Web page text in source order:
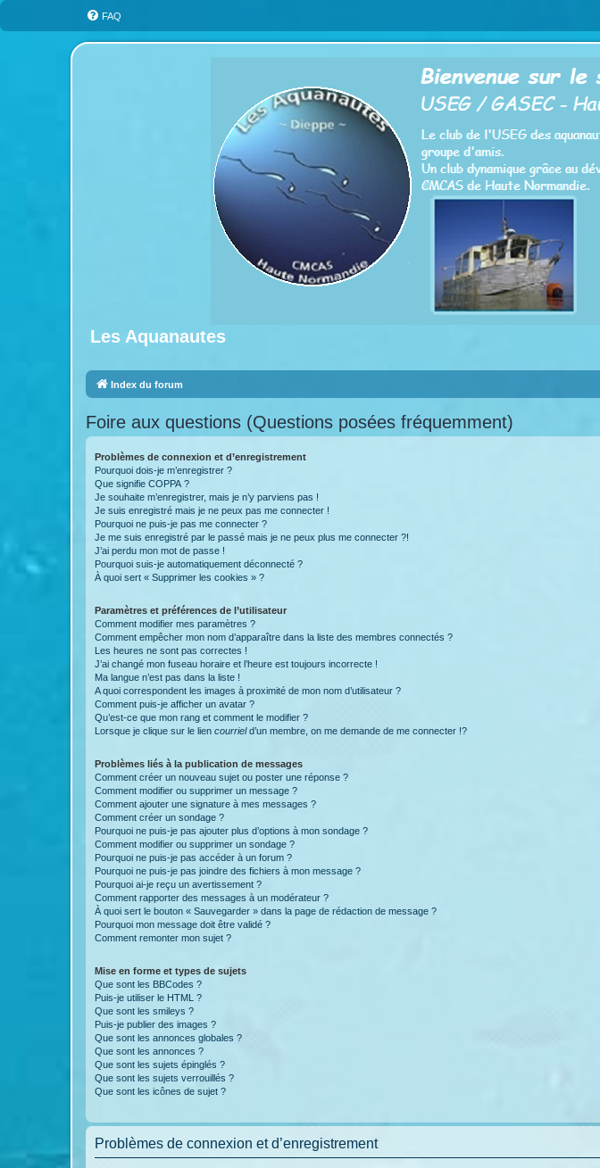
FAQ
Les Aquanautes
Index du forum
Foire aux questions (Questions posées fréquemment)
Problèmes de connexion et d’enregistrement
Pourquoi dois-je m’enregistrer ?
Que signifie COPPA ?
Je souhaite m’enregistrer, mais je n’y parviens pas !
Je suis enregistré mais je ne peux pas me connecter !
Pourquoi ne puis-je pas me connecter ?
Je me suis enregistré par le passé mais je ne peux plus me connecter ?!
J’ai perdu mon mot de passe !
Pourquoi suis-je automatiquement déconnecté ?
À quoi sert « Supprimer les cookies » ?
Paramètres et préférences de l’utilisateur
Comment modifier mes paramètres ?
Comment empêcher mon nom d’apparaître dans la liste des membres connectés ?
Les heures ne sont pas correctes !
J’ai changé mon fuseau horaire et l’heure est toujours incorrecte !
Ma langue n’est pas dans la liste !
A quoi correspondent les images à proximité de mon nom d’utilisateur ?
Comment puis-je afficher un avatar ?
Qu’est-ce que mon rang et comment le modifier ?
Lorsque je clique sur le lien courrield’un membre, on me demande de me connecter !?
Problèmes liés à la publication de messages
Comment créer un nouveau sujet ou poster une réponse ?
Comment modifier ou supprimer un message ?
Comment ajouter une signature à mes messages ?
Comment créer un sondage ?
Pourquoi ne puis-je pas ajouter plus d’options à mon sondage ?
Comment modifier ou supprimer un sondage ?
Pourquoi ne puis-je pas accéder à un forum ?
Pourquoi ne puis-je pas joindre des fichiers à mon message ?
Pourquoi ai-je reçu un avertissement ?
Comment rapporter des messages à un modérateur ?
À quoi sert le bouton « Sauvegarder » dans la page de rédaction de message ?
Pourquoi mon message doit être validé ?
Comment remonter mon sujet ?
Mise en forme et types de sujets
Que sont les BBCodes ?
Puis-je utiliser le HTML ?
Que sont les smileys ?
Puis-je publier des images ?
Que sont les annonces globales ?
Que sont les annonces ?
Que sont les sujets épinglés ?
Que sont les sujets verrouillés ?
Que sont les icônes de sujet ?
Problèmes de connexion et d’enregistrement